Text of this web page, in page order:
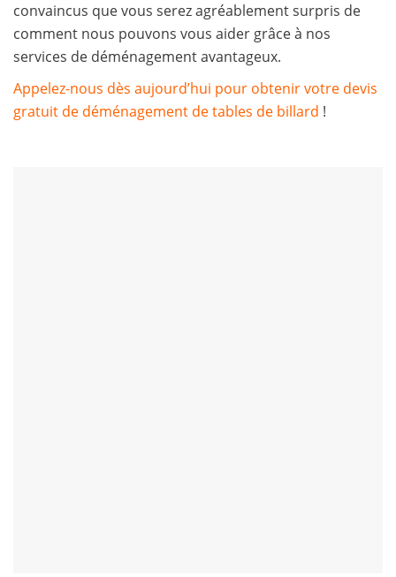
convaincus que vous serez agréablement surpris de
comment nous pouvons vous aider grâce à nos
services de déménagement avantageux.
Appelez-nous dès aujourd’hui pour obtenir votre devis
gratuit de déménagement de tables de billard !